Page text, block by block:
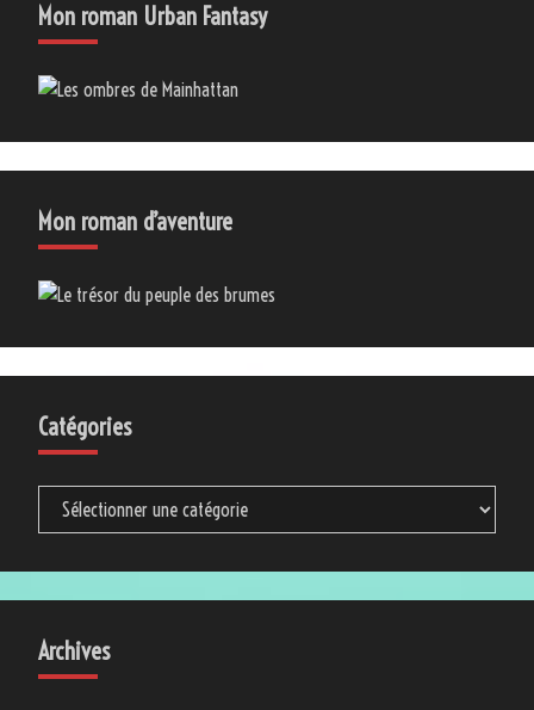
Mon roman Urban Fantasy
Mon roman d’aventure
Catégories
Catégories
Archives